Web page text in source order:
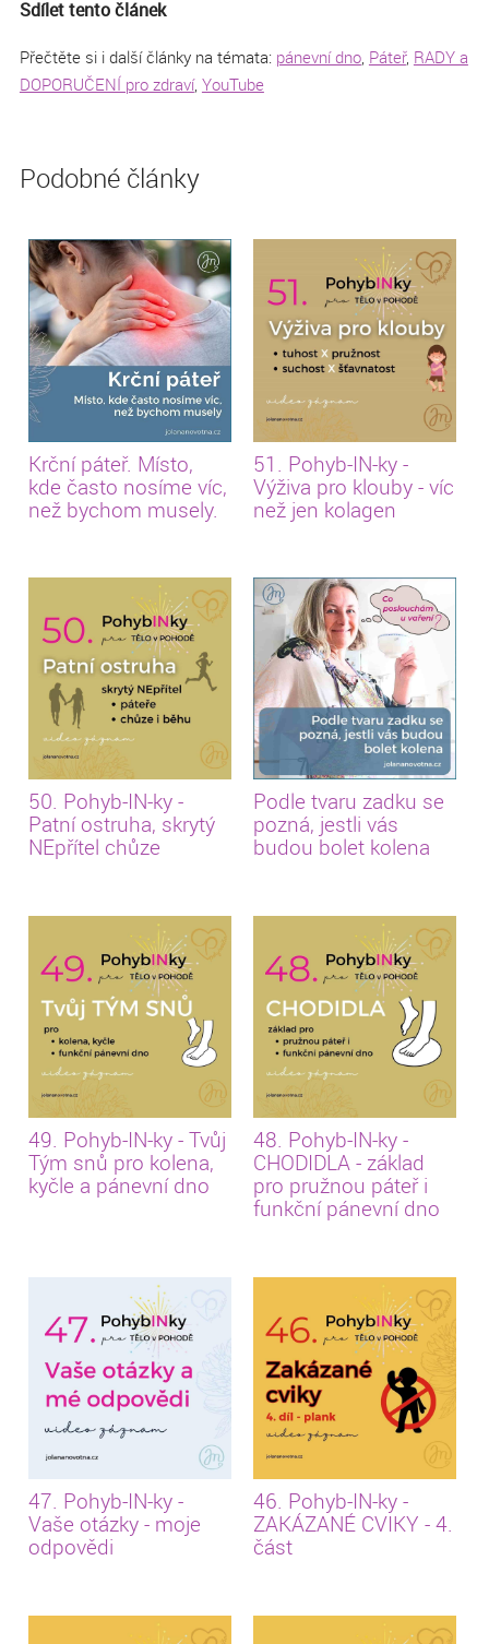
Sdílet tento článek
Přečtěte si i další články na témata: pánevní dno, Páteř, RADY a
DOPORUČENÍ pro zdraví, YouTube
Podobné články
Krční páteř. Místo,
kde často nosíme víc,
než bychom musely.
51. Pohyb-IN-ky -
Výživa pro klouby - víc
než jen kolagen
50. Pohyb-IN-ky -
Patní ostruha, skrytý
NEpřítel chůze
Podle tvaru zadku se
pozná, jestli vás
budou bolet kolena
49. Pohyb-IN-ky - Tvůj
Tým snů pro kolena,
kyčle a pánevní dno
48. Pohyb-IN-ky -
CHODIDLA - základ
pro pružnou páteř i
funkční pánevní dno
47. Pohyb-IN-ky -
Vaše otázky - moje
odpovědi
46. Pohyb-IN-ky -
ZAKÁZANÉ CVIKY - 4.
část